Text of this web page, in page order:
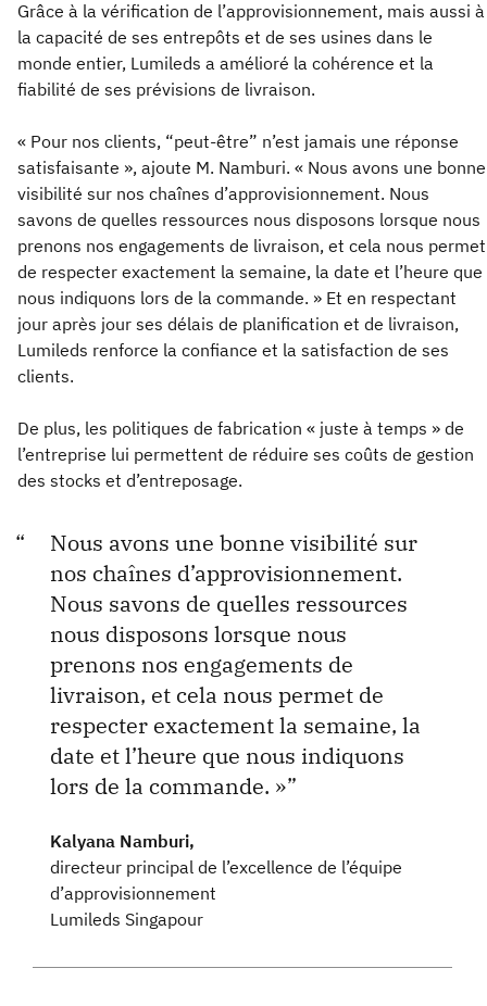
Grâce à la vérification de l’approvisionnement, mais aussi à
la capacité de ses entrepôts et de ses usines dans le
monde entier, Lumileds a amélioré la cohérence et la
fiabilité de ses prévisions de livraison.
« Pour nos clients, “peut-être” n’est jamais une réponse
satisfaisante », ajoute M. Namburi. « Nous avons une bonne
visibilité sur nos chaînes d’approvisionnement. Nous
savons de quelles ressources nous disposons lorsque nous
prenons nos engagements de livraison, et cela nous permet
de respecter exactement la semaine, la date et l’heure que
nous indiquons lors de la commande. » Et en respectant
jour après jour ses délais de planification et de livraison,
Lumileds renforce la confiance et la satisfaction de ses
clients.
De plus, les politiques de fabrication « juste à temps » de
l’entreprise lui permettent de réduire ses coûts de gestion
des stocks et d’entreposage.
Nous avons une bonne visibilité sur
nos chaînes d’approvisionnement.
Nous savons de quelles ressources
nous disposons lorsque nous
prenons nos engagements de
livraison, et cela nous permet de
respecter exactement la semaine, la
date et l’heure que nous indiquons
lors de la commande. »
Kalyana Namburi,
directeur principal de l’excellence de l’équipe
d’approvisionnement
Lumileds Singapour